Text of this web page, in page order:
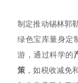
制定推动锡林郭
绿色宝库量身定
游，通过科学的
策 ，如税收减